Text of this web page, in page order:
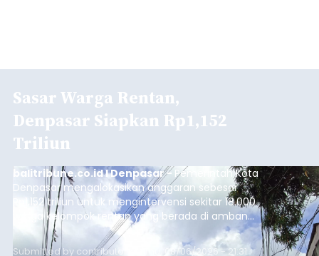
Sasar Warga Rentan,
Denpasar Siapkan Rp1,152
Triliun
balitribune.co.id I Denpasar - Pemerintah Kota
Denpasar mengalokasikan anggaran sebesar
Rp1,152 triliun untuk mengintervensi sekitar 18.000
warga kelompok rentan yang berada di ambang
garis kemiskinan. Langkah strategis ini diambil
guna menjaga masyarakat yang berada pada
Submitted by contributor Thu, 08/06/2026 - 21:31